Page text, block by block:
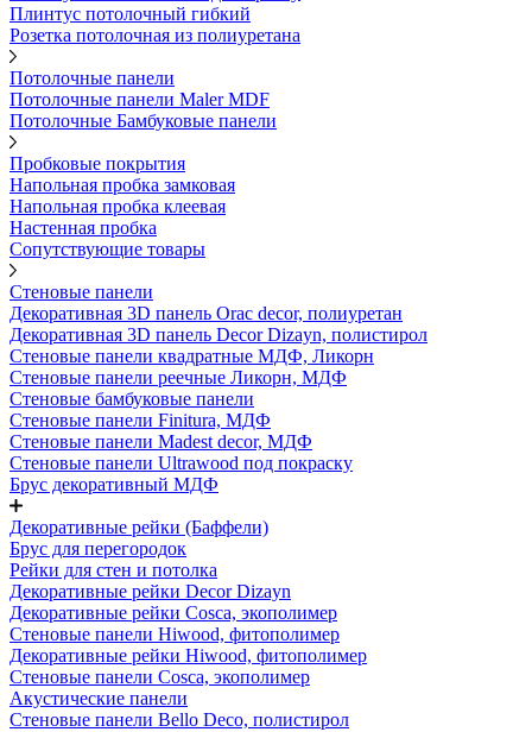
Плинтус потолочный гибкий
Розетка потолочная из полиуретана
Потолочные панели
Потолочные панели Maler MDF
Потолочные Бамбуковые панели
Пробковые покрытия
Напольная пробка замковая
Напольная пробка клеевая
Настенная пробка
Сопутствующие товары
Стеновые панели
Декоративная 3D панель Orac decor, полиуретан
Декоративная 3D панель Decor Dizayn, полистирол
Стеновые панели квадратные МДФ, Ликорн
Стеновые панели реечные Ликорн, МДФ
Стеновые бамбуковые панели
Стеновые панели Finitura, МДФ
Стеновые панели Madest decor, МДФ
Стеновые панели Ultrawood под покраску
Брус декоративный МДФ
Декоративные рейки (Баффели)
Брус для перегородок
Рейки для стен и потолка
Декоративные рейки Decor Dizayn
Декоративные рейки Cosca, экополимер
Стеновые панели Hiwood, фитополимер
Декоративные рейки Hiwood, фитополимер
Стеновые панели Cosca, экополимер
Акустические панели
Стеновые панели Bello Deco, полистирол